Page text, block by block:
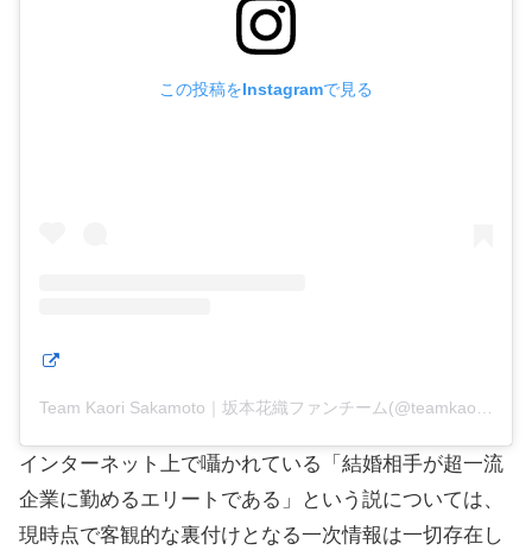
この投稿をInstagramで見る
Team Kaori Sakamoto｜坂本花織ファンチーム(@teamkaori_sakamoto)がシェアした投稿
インターネット上で囁かれている「結婚相手が超一流
企業に勤めるエリートである」という説については、
現時点で客観的な裏付けとなる一次情報は一切存在し